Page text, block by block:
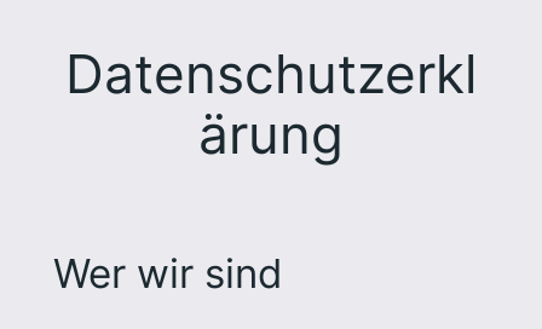
Datenschutzerkl
ärung
Wer wir sind